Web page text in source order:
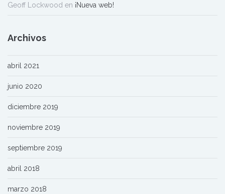
Geoff Lockwood en ¡Nueva web!
Archivos
abril 2021
junio 2020
diciembre 2019
noviembre 2019
septiembre 2019
abril 2018
marzo 2018